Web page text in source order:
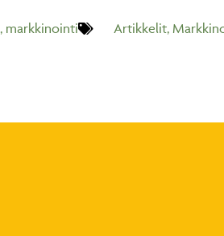
, markkinointi Artikkelit,